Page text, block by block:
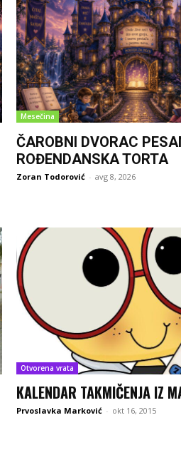
Mesečina
ČAROBNI DVORAC
ROĐENDANSKA TORTA
Zoran Todorović - avg 8, 2026
Otvorena vrata
KALENDAR TAKMIČENJA IZ
Prvoslavka Marković - okt 16, 2015